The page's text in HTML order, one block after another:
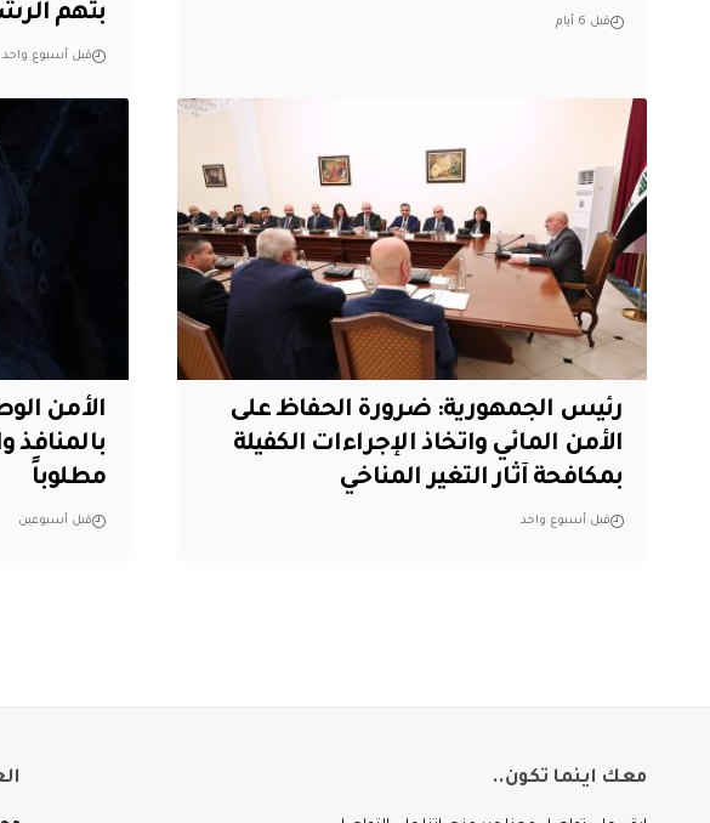
قبل 6 أيام
بتهم
قبل أسبوع واحد
رئيس الجمهورية: ضرورة الحفاظ على
الأمن المائي واتخاذ الإجراءات الكفيلة
بمكافحة آثار التغير المناخي
قبل أسبوع واحد
مطلوباً
قبل أسبوعين
معك اينما تكون..